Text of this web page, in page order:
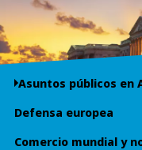
Asuntos públicos en
Defensa europea
Comercio mundial y